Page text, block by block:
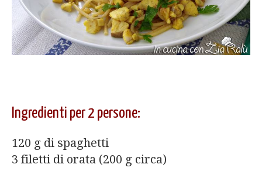
Ingredienti per 2 persone:
120 g di spaghetti
3 filetti di orata (200 g circa)